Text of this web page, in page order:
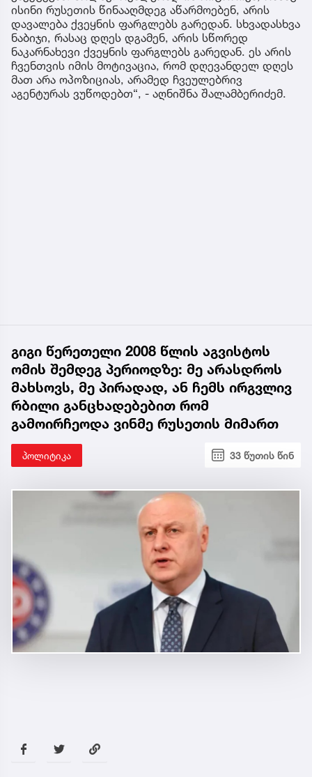
ისინი რუსეთის წინააღმდეგ აწარმოებენ, არის
დავალება ქვეყნის ფარგლებს გარედან. სხვადასხვა
ნაბიჯი, რასაც დღეს დგამენ, არის სწორედ
ნაკარნახევი ქვეყნის ფარგლებს გარედან. ეს არის
ჩვენთვის იმის მოტივაცია, რომ დღევანდელ დღეს
მათ არა ოპოზიციას, არამედ ჩვეულებრივ
აგენტურას ვუწოდებთ“, - აღნიშნა შალამბერიძემ.
გიგი წერეთელი 2008 წლის აგვისტოს
ომის შემდეგ პერიოდზე: მე არასდროს
მახსოვს, მე პირადად, ან ჩემს ირგვლივ
რბილი განცხადებებით რომ
გამოირჩეოდა ვინმე რუსეთის მიმართ
პოლიტიკა 33 წუთის წინ